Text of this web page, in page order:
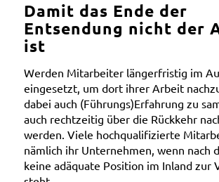
Damit das Ende der
Entsendung nicht der
ist
Werden Mitarbeiter längerfristig im
eingesetzt, um dort ihrer Arbeit
dabei auch (Führungs)Erfahrung zu
auch rechtzeitig über die Rückkehr
werden. Viele hochqualifizierte
nämlich ihr Unternehmen, wenn nach
keine adäquate Position im Inland zur